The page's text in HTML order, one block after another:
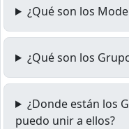
¿Qué son los
¿Qué son los
¿Donde están los
puedo unir a ellos?